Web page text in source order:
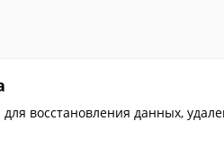
восстановления данных,